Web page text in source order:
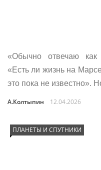
«Обычно отвечаю как
«Есть ли жизнь на
это пока не известно».
А.Колтыпин 12.04.2026
ПЛАНЕТЫ И СПУТНИКИ